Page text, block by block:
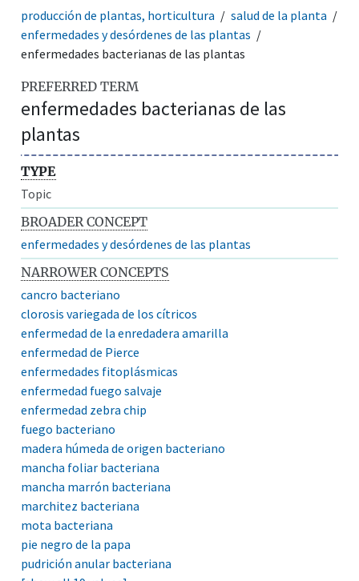
producción de plantas, horticultura
salud de la planta
enfermedades y desórdenes de las plantas
enfermedades bacterianas de las plantas
PREFERRED TERM
enfermedades bacterianas de las
plantas
TYPE
Topic
BROADER CONCEPT
enfermedades y desórdenes de las plantas
NARROWER CONCEPTS
cancro bacteriano
clorosis variegada de los cítricos
enfermedad de la enredadera amarilla
enfermedad de Pierce
enfermedades fitoplásmicas
enfermedad fuego salvaje
enfermedad zebra chip
fuego bacteriano
madera húmeda de origen bacteriano
mancha foliar bacteriana
mancha marrón bacteriana
marchitez bacteriana
mota bacteriana
pie negro de la papa
pudrición anular bacteriana